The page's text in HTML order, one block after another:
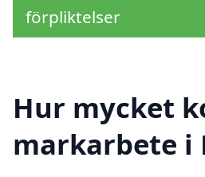
förpliktelser
Hur mycket
markarbete i